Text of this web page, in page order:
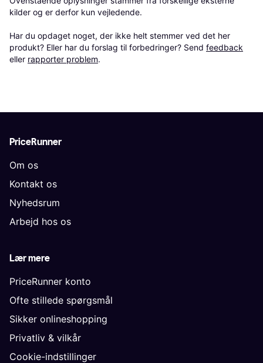
kilder og er derfor kun vejledende.
Har du opdaget noget, der ikke helt stemmer ved det her
produkt? Eller har du forslag til forbedringer? Send feedback
eller rapporter problem.
PriceRunner
Om os
Kontakt os
Nyhedsrum
Arbejd hos os
Lær mere
PriceRunner konto
Ofte stillede spørgsmål
Sikker onlineshopping
Privatliv & vilkår
Cookie-indstillinger